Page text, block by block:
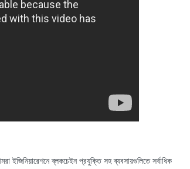
ইজিনিয়ারেশনে ব্লকচেইন প্রযুক্তি সহ ব্যবসায়গুলিতে সর্বাধিক